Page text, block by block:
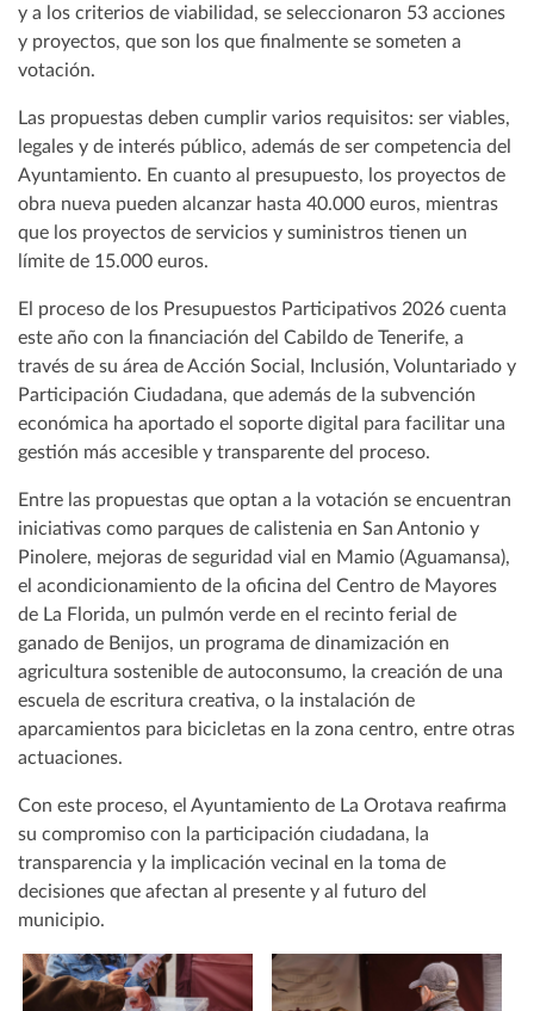
y a los criterios de viabilidad, se seleccionaron 53 acciones
y proyectos, que son los que finalmente se someten a
votación.
Las propuestas deben cumplir varios requisitos: ser viables,
legales y de interés público, además de ser competencia del
Ayuntamiento. En cuanto al presupuesto, los proyectos de
obra nueva pueden alcanzar hasta 40.000 euros, mientras
que los proyectos de servicios y suministros tienen un
límite de 15.000 euros.
El proceso de los Presupuestos Participativos 2026 cuenta
este año con la financiación del Cabildo de Tenerife, a
través de su área de Acción Social, Inclusión, Voluntariado y
Participación Ciudadana, que además de la subvención
económica ha aportado el soporte digital para facilitar una
gestión más accesible y transparente del proceso.
Entre las propuestas que optan a la votación se encuentran
iniciativas como parques de calistenia en San Antonio y
Pinolere, mejoras de seguridad vial en Mamio (Aguamansa),
el acondicionamiento de la oficina del Centro de Mayores
de La Florida, un pulmón verde en el recinto ferial de
ganado de Benijos, un programa de dinamización en
agricultura sostenible de autoconsumo, la creación de una
escuela de escritura creativa, o la instalación de
aparcamientos para bicicletas en la zona centro, entre otras
actuaciones.
Con este proceso, el Ayuntamiento de La Orotava reafirma
su compromiso con la participación ciudadana, la
transparencia y la implicación vecinal en la toma de
decisiones que afectan al presente y al futuro del
municipio.